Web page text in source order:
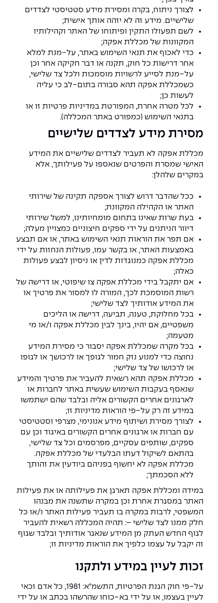
לצורך ניתוח, בקרה ומסירת מידע סטטיסטי לצדדים
שלישיים. מידע זה לא יזהה אותך אישית;
לשם תפעולו התקין ופיתוחו של האתר וקהילותיו
המקוונות של מכללת אפקה;
כדי לאכוף את תנאי השימוש באתר, על-מנת למלא
אחר דרישות כל חוק, תקנה או דבר חקיקה אחר וכן
על-מנת לסייע לרשויות מוסמכות ולכל צד שלישי,
כשמכללת אפקה תהא סבורה בתום-לב כי עליה
לעשות כן;
לכל מטרה אחרת, המפורטת במדיניות פרטיות זו או
בתנאי השימוש (כמפורט באתר המכללה).
מסירת מידע לצדדים שלישיים
מכללת אפקה לא תעביר לצדדים שלישיים את המידע
האישי שמסרת והפרטים שנאספו על פעילותך, אלא
במקרים שלהלן:
ככל שהדבר דרוש לצורך אספקה תקינה של שירותי
האתר או הקהילה המקוונת;
בעת שרות שאינו בתחום מומחיותינו, למשל שירותי
דיוור הניתנים על ידי ספקים חיצוניים כמצויין מעלה;
אם תפר את הוראות תנאי השימוש באתר, או אם תבצע
באמצעות האתר, או בקשר עמו, פעולות הנחזות על ידי
מכללת אפקה כמנוגדות לדין או ניסיון לבצע פעולות
כאלה;
אם יתקבל בידי מכללת אפקה צו שיפוטי, או דרישה של
רשות המוסמכת לכך, המורה לו למסור את פרטיך או
את המידע אודותיך לצד שלישי;
בכל מחלוקת, טענה, תביעה, דרישה או הליכים
משפטיים, אם יהיו, בינך לבין מכללת אפקה ו/או מי
מטעמה;
בכל מקרה שמכללת אפקה יסבור כי מסירת המידע
נחוצה כדי למנוע נזק חמור לגופך או לרכושך או לגופו
או לרכושו של צד שלישי;
מכללת אפקה תהא רשאית להעביר את פרטיך והמידע
שנאסף בעקבות השימוש שעשית באתר לחברות או
לארגונים אחרים הקשורים אליה ובלבד שהם ישתמשו
במידע זה רק על-פי הוראות מדיניות זו;
לצורך מסירת ושיתוף מידע אנונימי, מצרפי וסטטיסטי
עם חברות או ארגונים אחרים הקשורים באיגוד וכן עם
ספקים, שותפים עסקיים, מפרסמים וכל צד שלישי,
בהתאם לשיקול דעתו הבלעדי של מכללת אפקה.
מכללת אפקה לא יחשוף בפניהם ביודעין את זהותך
ללא הסכמתך;
במידה ומכללת אפקה תארגן את פעילותה או את פעילות
האתר במסגרת אחרת וכן במקרה שתשנה את מבנהו
המשפטי, לרבות במקרה בו תעביר פעילות האתר ו/או כל
חלק ממנו לצד שלישי –: תהיה המכללה רשאית להעביר
לגוף החדש העתק מן המידע שנאגר אודותיך ובלבד שגוף
זה יקבל על עצמו כלפיך את הוראות מדיניות זו;
זכות לעיין במידע ולתקנו
על-פי חוק הגנת הפרטיות, התשמ"א: 1981, כל אדם זכאי
לעיין בעצמו, או על ידי בא-כוחו שהרשהו בכתב או על ידי